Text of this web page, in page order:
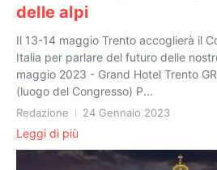
delle alpi
Il 13-14 maggio Trento accoglierà il
Italia per parlare del futuro delle
maggio 2023 - Grand Hotel Trento
(luogo del Congresso) P...
Redazione 24 Gennaio 2023
Leggi di più